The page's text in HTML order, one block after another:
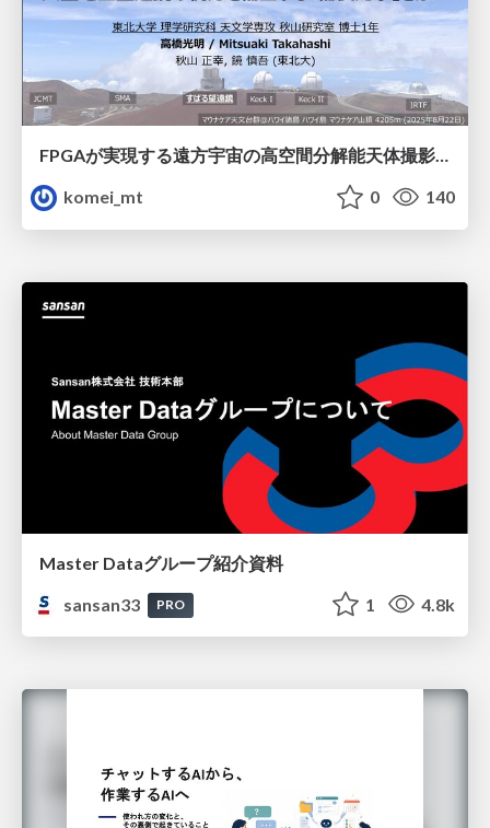
FPGAが実現する遠方宇宙の高空間分解能天体撮影 -大型地上望遠鏡の視力を補正する「補償光学」とは？-
komei_mt
0 140
Master Dataグループ紹介資料
sansan33
PRO 1 4.8k